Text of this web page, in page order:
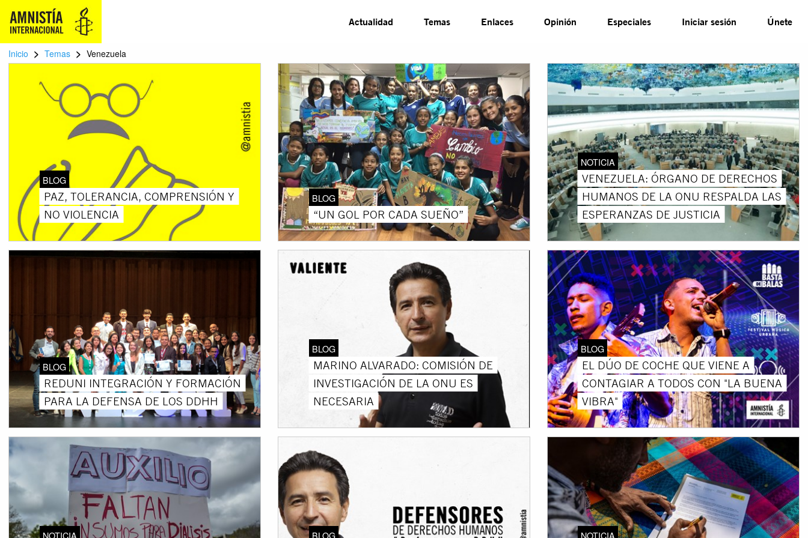
Actualidad Temas Enlaces Opinión Especiales Iniciar sesión Únete
Inicio > Temas > Venezuela
BLOG
PAZ, TOLERANCIA, COMPRENSIÓN Y
NO VIOLENCIA
BLOG
“UN GOL POR CADA SUEÑO”
NOTICIA
VENEZUELA: ÓRGANO DE DERECHOS
HUMANOS DE LA ONU RESPALDA LAS
ESPERANZAS DE JUSTICIA
BLOG
REDUNI INTEGRACIÓN Y FORMACIÓN
PARA LA DEFENSA DE LOS DDHH
BLOG
MARINO ALVARADO: COMISIÓN DE
INVESTIGACIÓN DE LA ONU ES
NECESARIA
BLOG
EL DÚO DE COCHE QUE VIENE A
CONTAGIAR A TODOS CON "LA BUENA
VIBRA"
NOTICIA BLOG NOTICIA